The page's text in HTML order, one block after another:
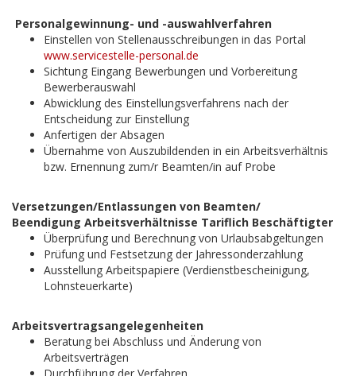
Personalgewinnung- und -auswahlverfahren
Einstellen von Stellenausschreibungen in das Portal
www.servicestelle-personal.de
Sichtung Eingang Bewerbungen und Vorbereitung
Bewerberauswahl
Abwicklung des Einstellungsverfahrens nach der
Entscheidung zur Einstellung
Anfertigen der Absagen
Übernahme von Auszubildenden in ein Arbeitsverhältnis
bzw. Ernennung zum/r Beamten/in auf Probe
Versetzungen/Entlassungen von Beamten/
Beendigung Arbeitsverhältnisse Tariflich Beschäftigter
Überprüfung und Berechnung von Urlaubsabgeltungen
Prüfung und Festsetzung der Jahressonderzahlung
Ausstellung Arbeitspapiere (Verdienstbescheinigung,
Lohnsteuerkarte)
Arbeitsvertragsangelegenheiten
Beratung bei Abschluss und Änderung von
Arbeitsverträgen